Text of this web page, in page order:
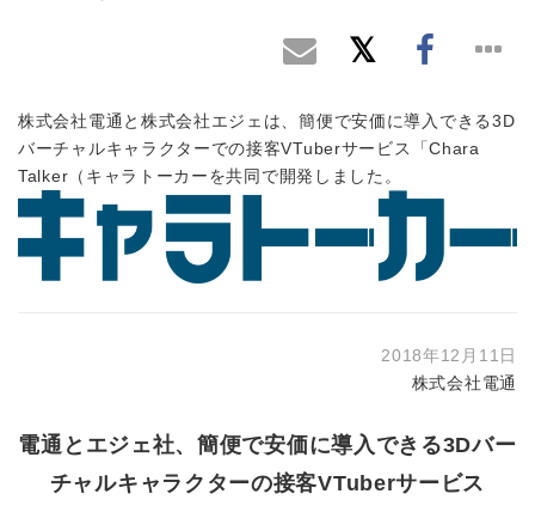
株式会社電通と株式会社エジェは、簡便で安価に導入できる3D
バーチャルキャラクターでの接客VTuberサービス「Chara
Talker（キャラトーカーを共同で開発しました。
2018年12月11日
株式会社電通
電通とエジェ社、簡便で安価に導入できる3Dバー
チャルキャラクターの接客VTuberサービス